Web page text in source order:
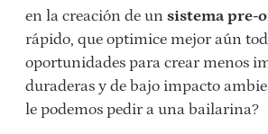
en la creación de un sistema pre-
rápido, que optimice mejor aún
oportunidades para crear menos
duraderas y de bajo impacto
le podemos pedir a una bailarina?